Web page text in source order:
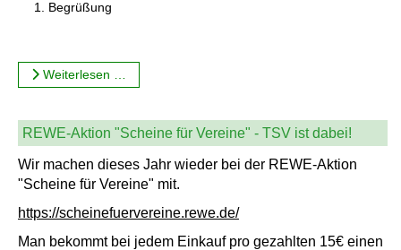
Begrüßung
Weiterlesen …
REWE-Aktion "Scheine für Vereine" - TSV ist dabei!
Wir machen dieses Jahr wieder bei der REWE-Aktion
"Scheine für Vereine" mit.
https://scheinefuervereine.rewe.de/
Man bekommt bei jedem Einkauf pro gezahlten 15€ einen